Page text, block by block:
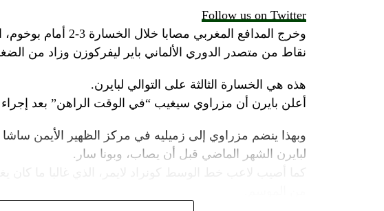
Follow us on Twitter
نقاط من متصدر الدوري الألماني باير ليفركوزن وزاد من
هذه هي الخسارة الثالثة على التوالي لبايرن.
أعلن بايرن أن مزراوي سيغيب “في الوقت الراهن” بعد
وبهذا ينضم مزراوي إلى زميليه في مركز الظهير الأيمن
لبايرن الشهر الماضي قبل أن يصاب، وبونا سار.